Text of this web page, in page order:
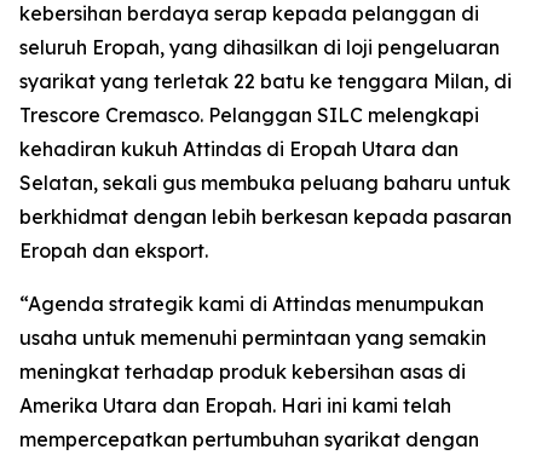
kebersihan berdaya serap kepada pelanggan di
seluruh Eropah, yang dihasilkan di loji pengeluaran
syarikat yang terletak 22 batu ke tenggara Milan, di
Trescore Cremasco. Pelanggan SILC melengkapi
kehadiran kukuh Attindas di Eropah Utara dan
Selatan, sekali gus membuka peluang baharu untuk
berkhidmat dengan lebih berkesan kepada pasaran
Eropah dan eksport.
“Agenda strategik kami di Attindas menumpukan
usaha untuk memenuhi permintaan yang semakin
meningkat terhadap produk kebersihan asas di
Amerika Utara dan Eropah. Hari ini kami telah
mempercepatkan pertumbuhan syarikat dengan